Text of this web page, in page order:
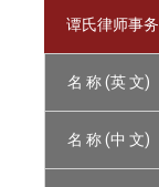
谭氏律师事
名 称 (英 文)
名 称 (中 文)